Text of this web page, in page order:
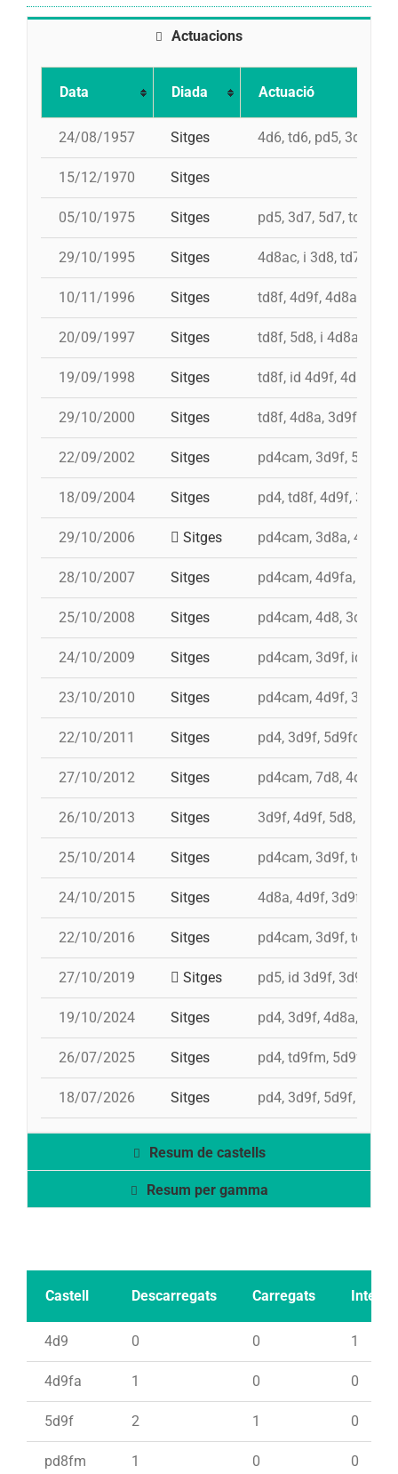
Actuacions
Data Diada Actuació
24/08/1957 Sitges 4d6, td6, pd5, 3d6s
15/12/1970 Sitges
05/10/1975 Sitges pd5, 3d7, 5d7, td7
29/10/1995 Sitges 4d8ac, i 3d8, td7, 5d7,
10/11/1996 Sitges td8f, 4d9f, 4d8ac,
20/09/1997 Sitges td8f, 5d8, i 4d8a, 3d8,
19/09/1998 Sitges td8f, id 4d9f, 4d8a,
29/10/2000 Sitges td8f, 4d8a, 3d9f, pd7f
22/09/2002 Sitges pd4cam, 3d9f, 5d8,
18/09/2004 Sitges pd4, td8f, 4d9f, 3d8,
29/10/2006 Sitges pd4cam, 3d8a, 4d9f,
28/10/2007 Sitges pd4cam, 4d9fa,
25/10/2008 Sitges pd4cam, 4d8, 3d9f,
24/10/2009 Sitges pd4cam, 3d9f, id
23/10/2010 Sitges pd4cam, 4d9f, 3d9f,
22/10/2011 Sitges pd4, 3d9f, 5d9fc,
27/10/2012 Sitges pd4cam, 7d8, 4d9f,
26/10/2013 Sitges 3d9f, 4d9f, 5d8, pd7f
25/10/2014 Sitges pd4cam, 3d9f, td9fm,
24/10/2015 Sitges 4d8a, 4d9f, 3d9f, pd7f
22/10/2016 Sitges pd4cam, 3d9f, td9fm,
27/10/2019 Sitges pd5, id 3d9f, 3d9f,
19/10/2024 Sitges pd4, 3d9f, 4d8a, 5d8,
26/07/2025 Sitges pd4, td9fm, 5d9f,
18/07/2026 Sitges pd4, 3d9f, 5d9f,
Resum de castells
Resum per gamma
Castell Descarregats Carregats Intents
4d9 0 0 1
4d9fa 1 0 0
5d9f 2 1 0
pd8fm 1 0 0